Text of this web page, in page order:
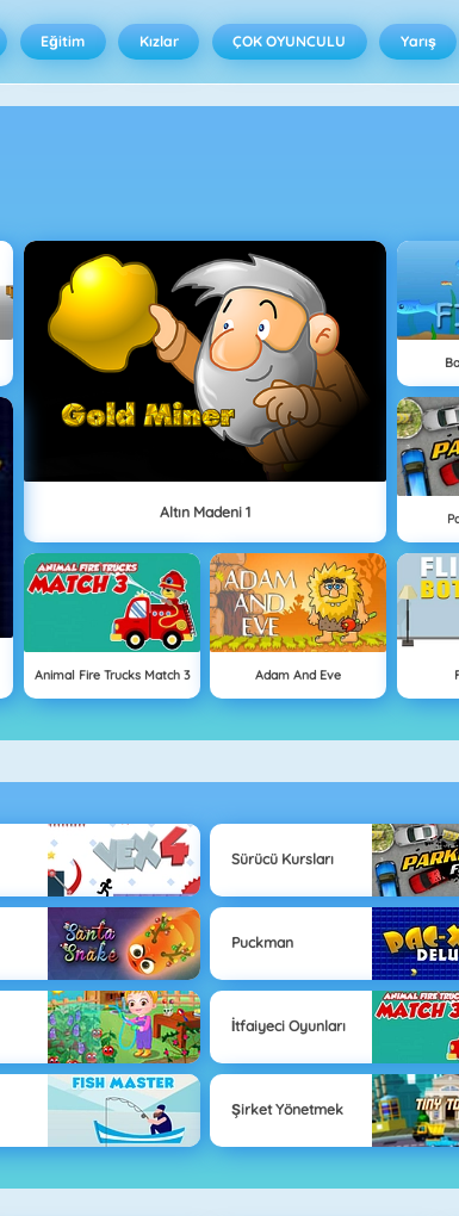
Eğitim Kızlar ÇOK OYUNCULU Yarış
Altın Madeni 1
Animal Fire Trucks Match 3 Adam And Eve
Sürücü Kursları
Puckman
İtfaiyeci Oyunları
Şirket Yönetmek